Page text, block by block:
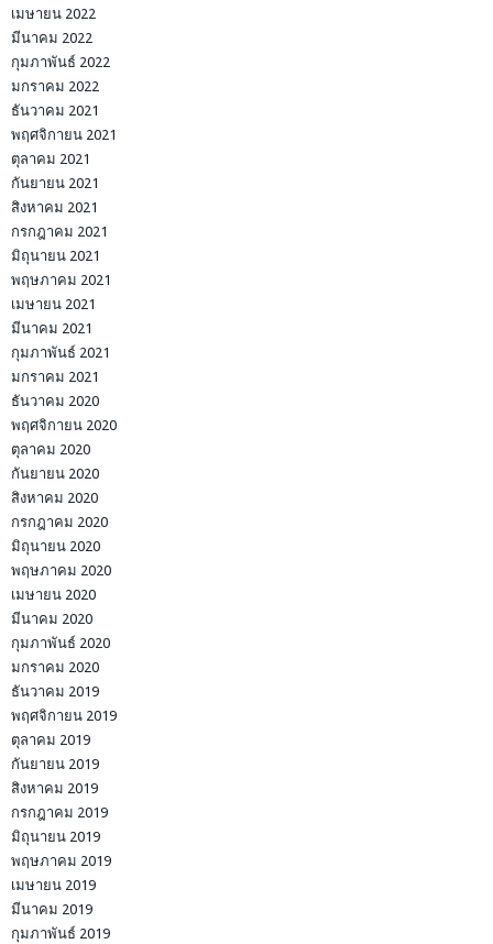
เมษายน 2022
มีนาคม 2022
กุมภาพันธ์ 2022
มกราคม 2022
ธันวาคม 2021
พฤศจิกายน 2021
ตุลาคม 2021
กันยายน 2021
สิงหาคม 2021
กรกฎาคม 2021
มิถุนายน 2021
พฤษภาคม 2021
เมษายน 2021
มีนาคม 2021
กุมภาพันธ์ 2021
มกราคม 2021
ธันวาคม 2020
พฤศจิกายน 2020
ตุลาคม 2020
กันยายน 2020
สิงหาคม 2020
กรกฎาคม 2020
มิถุนายน 2020
พฤษภาคม 2020
เมษายน 2020
มีนาคม 2020
กุมภาพันธ์ 2020
มกราคม 2020
ธันวาคม 2019
พฤศจิกายน 2019
ตุลาคม 2019
กันยายน 2019
สิงหาคม 2019
กรกฎาคม 2019
มิถุนายน 2019
พฤษภาคม 2019
เมษายน 2019
มีนาคม 2019
กุมภาพันธ์ 2019